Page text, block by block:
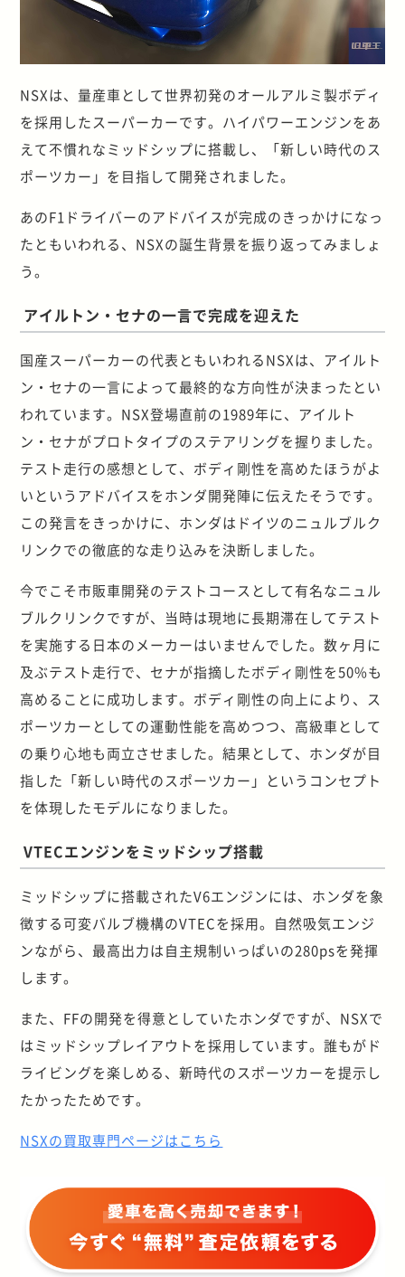
NSXは、量産車として世界初発のオールアルミ製ボディ
を採用したスーパーカーです。ハイパワーエンジンをあ
えて不慣れなミッドシップに搭載し、「新しい時代のス
ポーツカー」を目指して開発されました。
あのF1ドライバーのアドバイスが完成のきっかけになっ
たともいわれる、NSXの誕生背景を振り返ってみましょ
う。
アイルトン・セナの一言で完成を迎えた
国産スーパーカーの代表ともいわれるNSXは、アイルト
ン・セナの一言によって最終的な方向性が決まったとい
われています。NSX登場直前の1989年に、アイルト
ン・セナがプロトタイプのステアリングを握りました。
テスト走行の感想として、ボディ剛性を高めたほうがよ
いというアドバイスをホンダ開発陣に伝えたそうです。
この発言をきっかけに、ホンダはドイツのニュルブルク
リンクでの徹底的な走り込みを決断しました。
今でこそ市販車開発のテストコースとして有名なニュル
ブルクリンクですが、当時は現地に長期滞在してテスト
を実施する日本のメーカーはいませんでした。数ヶ月に
及ぶテスト走行で、セナが指摘したボディ剛性を50%も
高めることに成功します。ボディ剛性の向上により、ス
ポーツカーとしての運動性能を高めつつ、高級車として
の乗り心地も両立させました。結果として、ホンダが目
指した「新しい時代のスポーツカー」というコンセプト
を体現したモデルになりました。
VTECエンジンをミッドシップ搭載
ミッドシップに搭載されたV6エンジンには、ホンダを象
徴する可変バルブ機構のVTECを採用。自然吸気エンジ
ンながら、最高出力は自主規制いっぱいの280psを発揮
します。
また、FFの開発を得意としていたホンダですが、NSXで
はミッドシップレイアウトを採用しています。誰もがド
ライビングを楽しめる、新時代のスポーツカーを提示し
たかったためです。
NSXの買取専門ページはこちら